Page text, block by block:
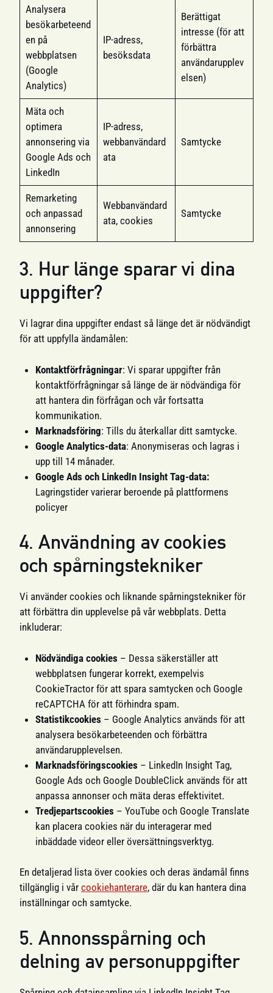
Analysera
besökarbeteend
en på
webbplatsen
(Google
Analytics)
IP-adress,
besöksdata
Berättigat
intresse (för att
förbättra
användarupplev
elsen)
Mäta och
optimera
annonsering via
Google Ads och
LinkedIn
IP-adress,
webbanvändard
ata
Samtycke
Remarketing
och anpassad
annonsering
Webbanvändard
ata, cookies
Samtycke
3. Hur länge sparar vi dina
uppgifter?
Vi lagrar dina uppgifter endast så länge det är nödvändigt
för att uppfylla ändamålen:
Kontaktförfrågningar: Vi sparar uppgifter från
kontaktförfrågningar så länge de är nödvändiga för
att hantera din förfrågan och vår fortsatta
kommunikation.
Marknadsföring: Tills du återkallar ditt samtycke.
Google Analytics-data: Anonymiseras och lagras i
upp till 14 månader.
Google Ads och LinkedIn Insight Tag-data:
Lagringstider varierar beroende på plattformens
policyer
4. Användning av cookies
och spårningstekniker
Vi använder cookies och liknande spårningstekniker för
att förbättra din upplevelse på vår webbplats. Detta
inkluderar:
Nödvändiga cookies – Dessa säkerställer att
webbplatsen fungerar korrekt, exempelvis
CookieTractor för att spara samtycken och Google
reCAPTCHA för att förhindra spam.
Statistikcookies – Google Analytics används för att
analysera besökarbeteenden och förbättra
användarupplevelsen.
Marknadsföringscookies – LinkedIn Insight Tag,
Google Ads och Google DoubleClick används för att
anpassa annonser och mäta deras effektivitet.
Tredjepartscookies – YouTube och Google Translate
kan placera cookies när du interagerar med
inbäddade videor eller översättningsverktyg.
En detaljerad lista över cookies och deras ändamål finns
tillgänglig i vår cookiehanterare, där du kan hantera dina
inställningar och samtycke.
5. Annonsspårning och
delning av personuppgifter